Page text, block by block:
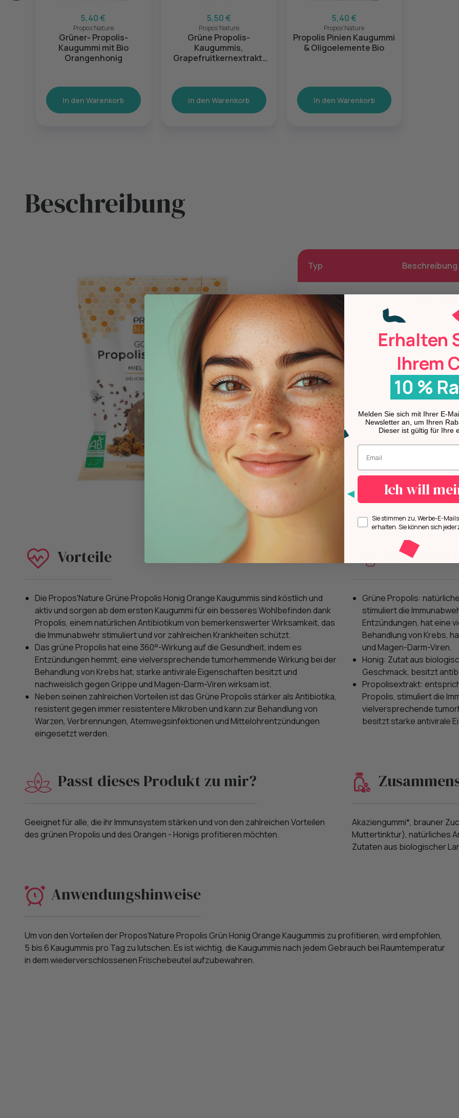
5,40 €
Propos'Nature
Grüner- Propolis-
Kaugummi mit Bio
Orangenhonig
In den Warenkorb
5,50 €
Propos'Nature
Grüne Propolis-
Kaugummis,
Grapefruitkernextrakt,
In den Warenkorb
5,40 €
Propos'Nature
Propolis Pinien Kaugummi
& Oligoelemente Bio
In den Warenkorb
Beschreibung
Typ Beschreibung
Name
Marke Propos'Nature
Typologie Pastillen
Vorteile
Natürliches
Antivirale
Das kleine Plus
von Soraya
Ein köstlicher
Vorteile
Die Propos'Nature Grüne Propolis Honig Orange Kaugummis sind köstlich und
aktiv und sorgen ab dem ersten Kaugummi für ein besseres Wohlbefinden dank
Propolis, einem natürlichen Antibiotikum von bemerkenswerter Wirksamkeit, das
die Immunabwehr stimuliert und vor zahlreichen Krankheiten schützt.
Das grüne Propolis hat eine 360°-Wirkung auf die Gesundheit, indem es
Entzündungen hemmt, eine vielversprechende tumorhemmende Wirkung bei der
Behandlung von Krebs hat, starke antivirale Eigenschaften besitzt und
nachweislich gegen Grippe und Magen-Darm-Viren wirksam ist.
Neben seinen zahlreichen Vorteilen ist das Grüne Propolis stärker als Antibiotika,
resistent gegen immer resistentere Mikroben und kann zur Behandlung von
Warzen, Verbrennungen, Atemwegsinfektionen und Mittelohrentzündungen
eingesetzt werden.
Wie
Grüne Propolis:
stimuliert die
Entzündungen, hat eine
Behandlung von Krebs,
und Magen-Darm-Viren.
Honig: Zutat aus
Geschmack, besitzt
Propolisextrakt:
Propolis, stimuliert die
vielversprechende
besitzt starke antivirale
Passt dieses Produkt zu mir?
Geeignet für alle, die ihr Immunsystem stärken und von den zahlreichen Vorteilen
des grünen Propolis und des Orangen - Honigs profitieren möchten.
Akaziengummi*, brauner
Muttertinktur), natürliches
Zutaten aus biologischer
Anwendungshinweise
Um von den Vorteilen der Propos'Nature Propolis Grün Honig Orange Kaugummis zu profitieren, wird empfohlen,
5 bis 6 Kaugummis pro Tag zu lutschen. Es ist wichtig, die Kaugummis nach jedem Gebrauch bei Raumtemperatur
in dem wiederverschlossenen Frischebeutel aufzubewahren.
Erhalten
Ihrem
10 %
Melden Sie sich mit Ihrer E-
Newsletter an, um Ihren
Dieser ist gültig für Ihre
Geben Sie Ihre E-Mail-Adresse
Ich will
Opt inSie stimmen zu, Werbe-E-
erhalten. Sie können sich